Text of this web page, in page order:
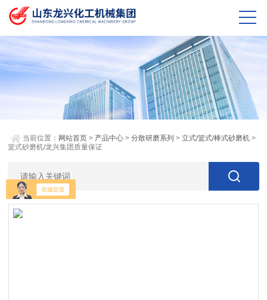
当前位置： 网站首页 > 产品中心 >分散研磨系列 >立式/篮式/棒式砂磨机 >
篮式砂磨机/龙兴集团质量保证